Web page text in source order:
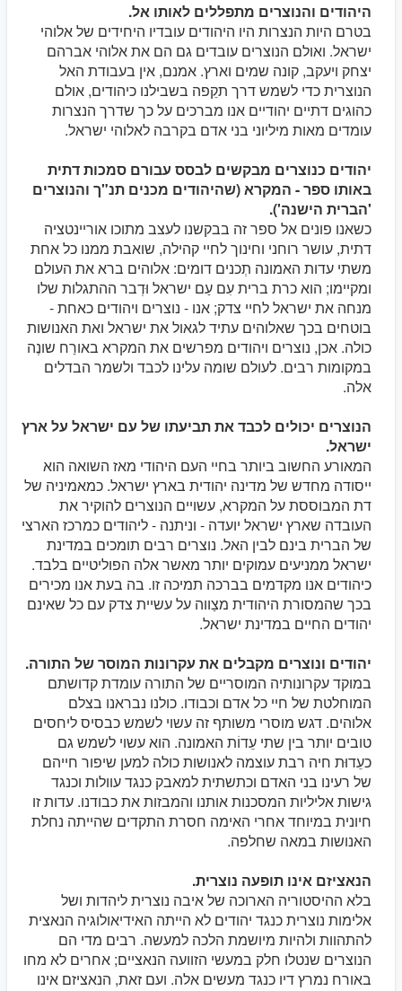
היהודים והנוצרים מתפללים לאותו אל.
בטרם היות הנצרות היו היהודים עובדיו היחידים של אלוהי
ישראל. ואולם הנוצרים עובדים גם הם את אלוהי אברהם
יצחק ויעקב, קונה שמים וארץ. אמנם, אין בעבודת האל
הנוצרית כדי לשמש דרך תקֵפה בשבילנו כיהודים, אולם
כהוגים דתיים יהודיים אנו מברכים על כך שדרך הנצרות
עומדים מאות מיליוני בני אדם בקרבה לאלוהי ישראל.
יהודים כנוצרים מבקשים לבסס עבורם סמכות דתית
באותו ספר - המקרא (שהיהודים מכנים תנ"ך והנוצרים
'הברית הישנה').
כשאנו פונים אל ספר זה בבקשנו לעצב מתוכו אוריינטציה
דתית, עושר רוחני וחינוך לחיי קהילה, שואבת ממנו כל אחת
משתי עדות האמונה תְכנים דומים: אלוהים ברא את העולם
ומקיימו; הוא כרת ברית עִם עַם ישראל וּדְבר ההתגלות שלו
מנחה את ישראל לחיי צדק; אנו - נוצרים ויהודים כאחת -
בוטחים בכך שאלוהים עתיד לגאול את ישראל ואת האנושות
כולה. אכן, נוצרים ויהודים מפרשים את המקרא באורַח שונֶה
במקומות רבים. לעולם שומה עלינו לכבד ולשמר הבדלים
אלה.
הנוצרים יכולים לכבד את תביעתו של עם ישראל על ארץ
ישראל.
המאורע החשוב ביותר בחיי העם היהודי מאז השואה הוא
ייסודה מחדש של מדינה יהודית בארץ ישראל. כמאמיניה של
דת המבוססת על המקרא, עשויים הנוצרים להוקיר את
העובדה שארץ ישראל יועדה - וניתנה - ליהודים כמרכז הארצי
של הברית בינם לבין האל. נוצרים רבים תומכים במדינת
ישראל ממניעים עמוקים יותר מאשר אלה הפוליטיים בלבד.
כיהודים אנו מקדמים בברכה תמיכה זו. בה בעת אנו מכירים
בכך שהמסורת היהודית מצַווה על עשיית צדק עם כל שאינם
יהודים החיים במדינת ישראל.
יהודים ונוצרים מקבלים את עקרונות המוסר של התורה.
במוקד עקרונותיה המוסריים של התורה עומדת קדושתם
המוחלטת של חיי כל אדם וכבודו. כולנו נבראנו בצלם
אלוהים. דגש מוסרי משותף זה עשוי לשמש כבסיס ליחסים
טובים יותר בין שתי עֵדוֹת האמונה. הוא עשוי לשמש גם
כעֵדוּת חיה רבת עוצמה לאנושות כולה למען שיפור חייהם
של רעינו בני האדם וכתשתית למאבק כנגד עוולות וכנגד
גישות אליליות המסכנות אותנו והמבזות את כבודנו. עדות זו
חיונית במיוחד אחרי האימה חסרת התקדים שהייתה נחלת
האנושות במאה שחלפה.
הנאציזם אינו תופעה נוצרית.
בלא ההיסטוריה הארוכה של איבה נוצרית ליהדות ושל
אלימות נוצרית כנגד יהודים לא הייתה האידיאולוגיה הנאצית
להתהוות ולהיות מיושמת הלכה למעשה. רבים מדי הם
הנוצרים שנטלו חלק במעשי הזוועה הנאציים; אחרים לא מחו
באורח נמרץ דיו כנגד מעשים אלה. ועם זאת, הנאציזם אינו